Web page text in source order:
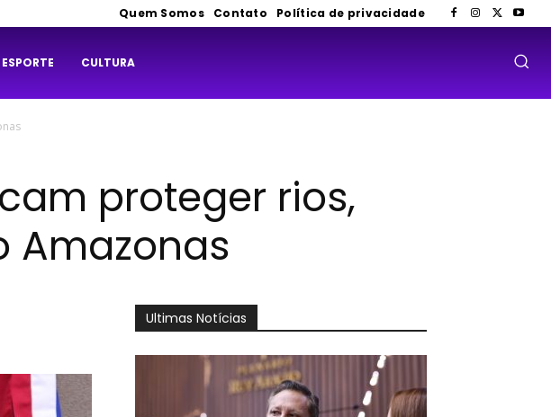
Quem Somos Contato Política de privacidade
ESPORTE CULTURA
proteger rios,
Amazonas
Ultimas Notícias